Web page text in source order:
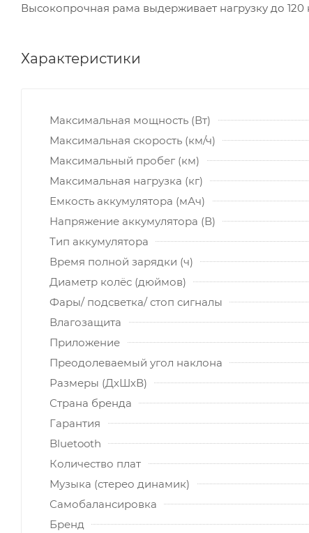
Высокопрочная рама выдерживает нагрузку до 120
Характеристики
Максимальная мощность (Вт)
Максимальная скорость (км/ч)
Максимальный пробег (км)
Максимальная нагрузка (кг)
Емкость аккумулятора (мАч)
Напряжение аккумулятора (В)
Тип аккумулятора
Время полной зарядки (ч)
Диаметр колёс (дюймов)
Фары/ подсветка/ стоп сигналы
Влагозащита
Приложение
Преодолеваемый угол наклона
Размеры (ДхШхВ)
Страна бренда
Гарантия
Bluetooth
Количество плат
Музыка (стерео динамик)
Самобалансировка
Бренд